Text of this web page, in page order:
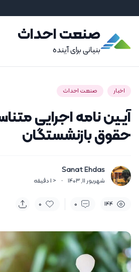
صنعت احداث
بنیانی برای آینده
اخبار صنعت احداث
آیین نامه اجرایی
حقوق بازنشستگان
Sanat Ehdas
شهریور 11, 1403 ·
< 1 دقیقه
144
0
0